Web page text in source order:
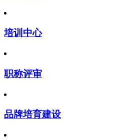
培训中心
职称评审
品牌培育建设